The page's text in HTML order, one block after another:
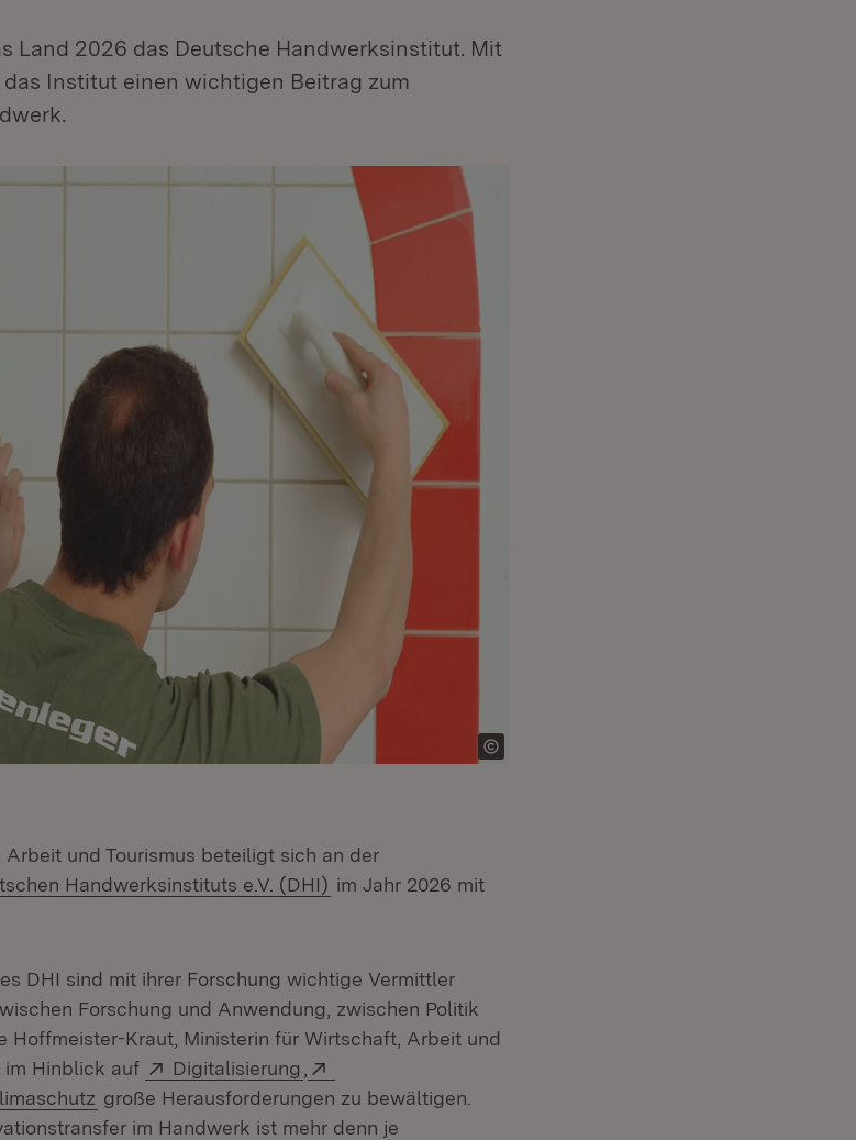
Land 2026 das Deutsche Handwerksinstitut. Mit
Institut einen wichtigen Beitrag zum
und Tourismus beteiligt sich an der
Handwerksinstituts e.V. (DHI) (Öffnet in neuem Fenster)
im Jahr 2026 mit
DHI sind mit ihrer Forschung wichtige Vermittler
Forschung und Anwendung, zwischen Politik
Hoffmeister-Kraut, Ministerin für Wirtschaft, Arbeit und
im Hinblick auf
Extern:
Digitalisierung (Öffnet in neuem Fenster)
Fenster)(Öffnet in neuem Fenster)
große Herausforderungen zu bewältigen.
im Handwerk ist mehr denn je